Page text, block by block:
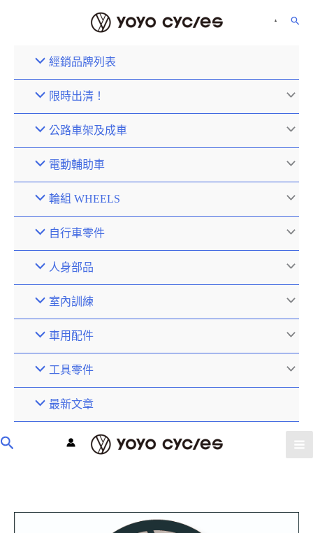
經銷品牌列表
限時出清！
公路車架及成車
電動輔助車
輪組 WHEELS
自行車零件
人身部品
室內訓練
車用配件
工具零件
最新文章